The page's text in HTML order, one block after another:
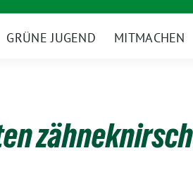
GRÜNE JUGEND MITMACHEN